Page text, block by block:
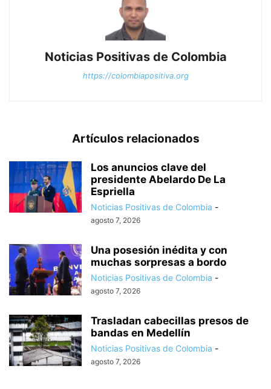
Noticias Positivas de Colombia
https://colombiapositiva.org
Artículos relacionados
Los anuncios clave del
presidente Abelardo De La
Espriella
Noticias Positivas de Colombia -
agosto 7, 2026
Una posesión inédita y con
muchas sorpresas a bordo
Noticias Positivas de Colombia -
agosto 7, 2026
Trasladan cabecillas presos de
bandas en Medellín
Noticias Positivas de Colombia -
agosto 7, 2026